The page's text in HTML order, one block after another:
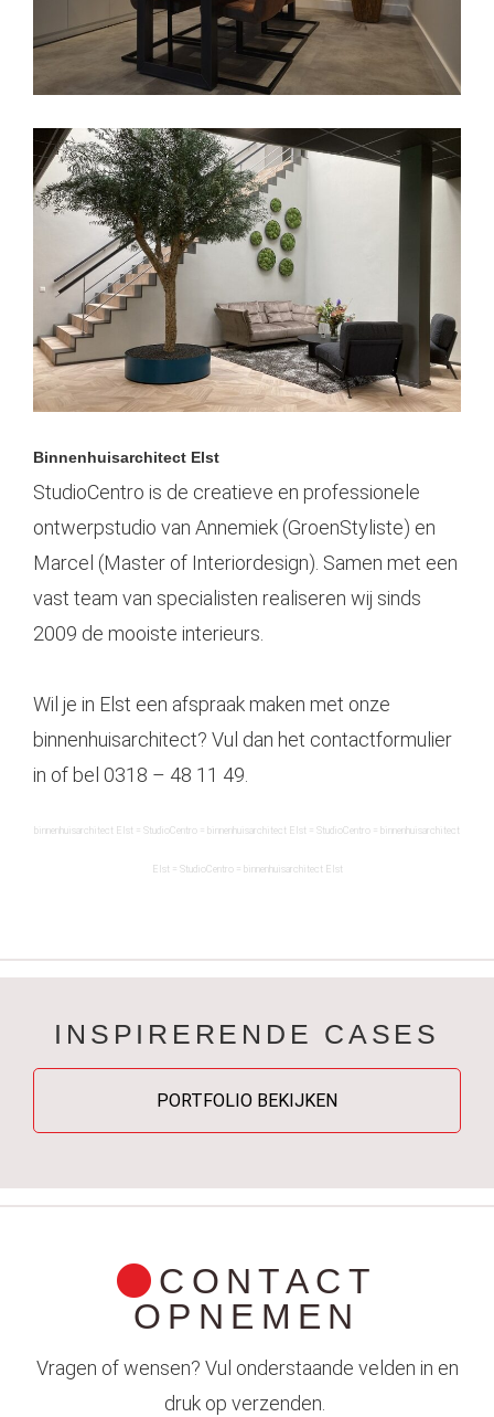
Binnenhuisarchitect Elst
StudioCentro is de creatieve en professionele
ontwerpstudio van Annemiek (GroenStyliste) en
Marcel (Master of Interiordesign). Samen met een
vast team van specialisten realiseren wij sinds
2009 de mooiste interieurs.
Wil je in Elst een afspraak maken met onze
binnenhuisarchitect? Vul dan het contactformulier
in of bel 0318 – 48 11 49.
binnenhuisarchitect Elst = StudioCentro = binnenhuisarchitect Elst = StudioCentro = binnenhuisarchitect
Elst = StudioCentro = binnenhuisarchitect Elst
INSPIRERENDE CASES
PORTFOLIO BEKIJKEN
CONTACT
OPNEMEN
Vragen of wensen? Vul onderstaande velden in en
druk op verzenden.